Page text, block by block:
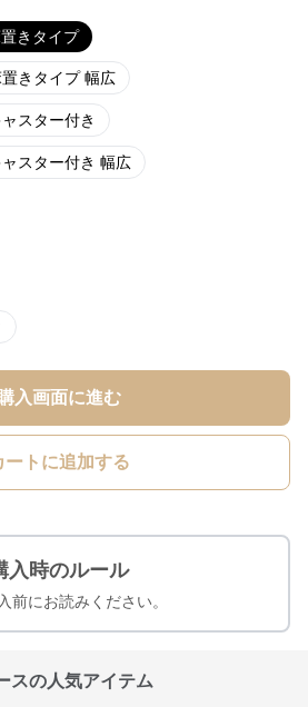
きタイプ
きタイプ 幅広
スター付き
スター付き 幅広
購入画面に進む
ートに追加する
入時のルール
前にお読みください。
スの人気アイテム